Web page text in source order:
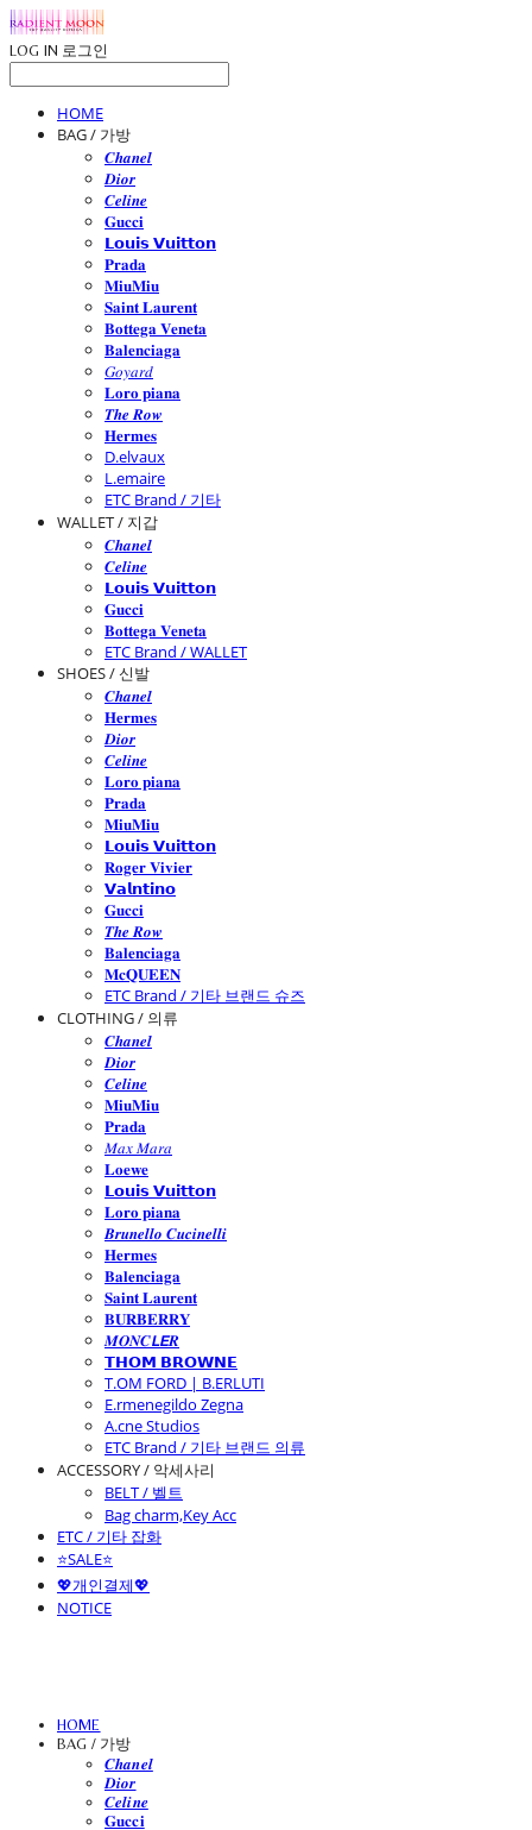
LOG IN 로그인
HOME
BAG / 가방
𝑪𝒉𝒂𝒏𝒆𝒍
𝑫𝒊𝒐𝒓
𝑪𝒆𝒍𝒊𝒏𝒆
𝐆𝐮𝐜𝐜𝐢
𝗟𝗼𝘂𝗶𝘀 𝗩𝘂𝗶𝘁𝘁𝗼𝗻
𝐏𝐫𝐚𝐝𝐚
𝐌𝐢𝐮𝐌𝐢𝐮
𝐒𝐚𝐢𝐧𝐭 𝐋𝐚𝐮𝐫𝐞𝐧𝐭
𝐁𝐨𝐭𝐭𝐞𝐠𝐚 𝐕𝐞𝐧𝐞𝐭𝐚
𝐁𝐚𝐥𝐞𝐧𝐜𝐢𝐚𝐠𝐚
𝐺𝑜𝑦𝑎𝑟𝑑
𝐋𝐨𝐫𝐨 𝐩𝐢𝐚𝐧𝐚
𝑻𝒉𝒆 𝑹𝒐𝒘
𝐇𝐞𝐫𝐦𝐞𝐬
D.elvaux
L.emaire
ETC Brand / 기타
WALLET / 지갑
𝑪𝒉𝒂𝒏𝒆𝒍
𝑪𝒆𝒍𝒊𝒏𝒆
𝗟𝗼𝘂𝗶𝘀 𝗩𝘂𝗶𝘁𝘁𝗼𝗻
𝐆𝐮𝐜𝐜𝐢
𝐁𝐨𝐭𝐭𝐞𝐠𝐚 𝐕𝐞𝐧𝐞𝐭𝐚
ETC Brand / WALLET
SHOES / 신발
𝑪𝒉𝒂𝒏𝒆𝒍
𝐇𝐞𝐫𝐦𝐞𝐬
𝑫𝒊𝒐𝒓
𝑪𝒆𝒍𝒊𝒏𝒆
𝐋𝐨𝐫𝐨 𝐩𝐢𝐚𝐧𝐚
𝐏𝐫𝐚𝐝𝐚
𝐌𝐢𝐮𝐌𝐢𝐮
𝗟𝗼𝘂𝗶𝘀 𝗩𝘂𝗶𝘁𝘁𝗼𝗻
𝐑𝐨𝐠𝐞𝐫 𝐕𝐢𝐯𝐢𝐞𝐫
𝗩𝗮𝗹𝗻𝘁𝗶𝗻𝗼
𝐆𝐮𝐜𝐜𝐢
𝑻𝒉𝒆 𝑹𝒐𝒘
𝐁𝐚𝐥𝐞𝐧𝐜𝐢𝐚𝐠𝐚
𝐌𝐜𝐐𝐔𝐄𝐄𝐍
ETC Brand / 기타 브랜드 슈즈
CLOTHING / 의류
𝑪𝒉𝒂𝒏𝒆𝒍
𝑫𝒊𝒐𝒓
𝑪𝒆𝒍𝒊𝒏𝒆
𝐌𝐢𝐮𝐌𝐢𝐮
𝐏𝐫𝐚𝐝𝐚
𝑀𝑎𝑥 𝑀𝑎𝑟𝑎
𝐋𝐨𝐞𝐰𝐞
𝗟𝗼𝘂𝗶𝘀 𝗩𝘂𝗶𝘁𝘁𝗼𝗻
𝐋𝐨𝐫𝐨 𝐩𝐢𝐚𝐧𝐚
𝑩𝒓𝒖𝒏𝒆𝒍𝒍𝒐 𝑪𝒖𝒄𝒊𝒏𝒆𝒍𝒍𝒊
𝐇𝐞𝐫𝐦𝐞𝐬
𝐁𝐚𝐥𝐞𝐧𝐜𝐢𝐚𝐠𝐚
𝐒𝐚𝐢𝐧𝐭 𝐋𝐚𝐮𝐫𝐞𝐧𝐭
𝐁𝐔𝐑𝐁𝐄𝐑𝐑𝐘
𝑴𝑶𝑵𝑪𝙇𝙀𝑹
𝗧𝗛𝗢𝗠 𝗕𝗥𝗢𝗪𝗡𝗘
T.OM FORD | B.ERLUTI
E.rmenegildo Zegna
A.cne Studios
ETC Brand / 기타 브랜드 의류
ACCESSORY / 악세사리
BELT / 벨트
Bag charm,Key Acc
ETC / 기타 잡화
⭐SALE⭐
💖개인결제💖
NOTICE
HOME
BAG / 가방
𝑪𝒉𝒂𝒏𝒆𝒍
𝑫𝒊𝒐𝒓
𝑪𝒆𝒍𝒊𝒏𝒆
𝐆𝐮𝐜𝐜𝐢